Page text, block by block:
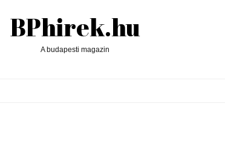
BPhirek.hu
A budapesti magazin